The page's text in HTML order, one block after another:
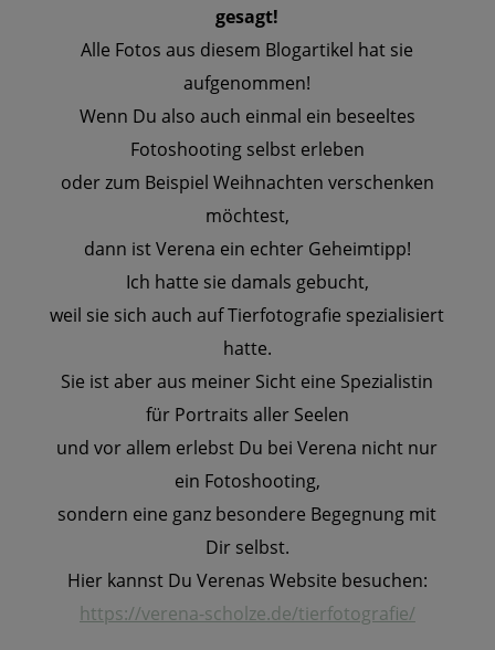
gesagt!
Alle Fotos aus diesem Blogartikel hat sie
aufgenommen!
Wenn Du also auch einmal ein beseeltes
Fotoshooting selbst erleben
oder zum Beispiel Weihnachten verschenken
möchtest,
dann ist Verena ein echter Geheimtipp!
Ich hatte sie damals gebucht,
weil sie sich auch auf Tierfotografie spezialisiert
hatte.
Sie ist aber aus meiner Sicht eine Spezialistin
für Portraits aller Seelen
und vor allem erlebst Du bei Verena nicht nur
ein Fotoshooting,
sondern eine ganz besondere Begegnung mit
Dir selbst.
Hier kannst Du Verenas Website besuchen:
https://verena-scholze.de/tierfotografie/